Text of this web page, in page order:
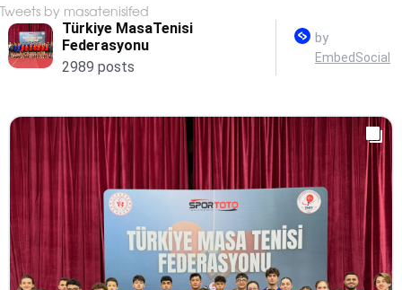
Tweets by masatenisifed